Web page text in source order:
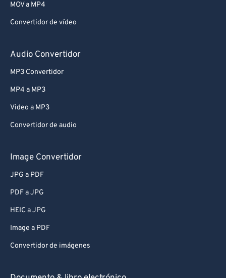
MOV a MP4
Convertidor de vídeo
Audio Convertidor
MP3 Convertidor
MP4 a MP3
Video a MP3
Convertidor de audio
Image Convertidor
JPG a PDF
PDF a JPG
HEIC a JPG
Image a PDF
Convertidor de imágenes